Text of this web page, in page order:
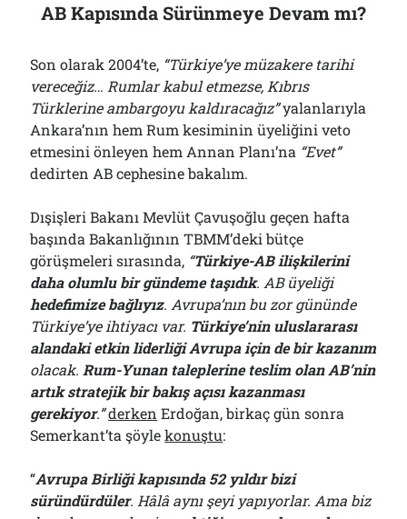
AB Kapısında Sürünmeye Devam mı?
Son olarak 2004’te, “Türkiye’ye müzakere tarihi
vereceğiz… Rumlar kabul etmezse, Kıbrıs
Türklerine ambargoyu kaldıracağız”yalanlarıyla
Ankara’nın hem Rum kesiminin üyeliğini veto
etmesini önleyen hem Annan Planı’na “Evet”
dedirten AB cephesine bakalım.
Dışişleri Bakanı Mevlüt Çavuşoğlu geçen hafta
başında Bakanlığının TBMM’deki bütçe
görüşmeleri sırasında, “Türkiye-AB ilişkilerini
daha olumlu bir gündeme taşıdık. AB üyeliği
hedefimize bağlıyız. Avrupa’nın bu zor gününde
Türkiye’ye ihtiyacı var. Türkiye’nin uluslararası
alandaki etkin liderliği Avrupa için de bir kazanım
olacak. Rum-Yunan taleplerine teslim olan AB’nin
artık stratejik bir bakış açısı kazanması
gerekiyor.”derken Erdoğan, birkaç gün sonra
Semerkant’ta şöylekonuştu:
“Avrupa Birliği kapısında 52 yıldır bizi
süründürdüler. Hâlâ aynı şeyi yapıyorlar. Ama biz